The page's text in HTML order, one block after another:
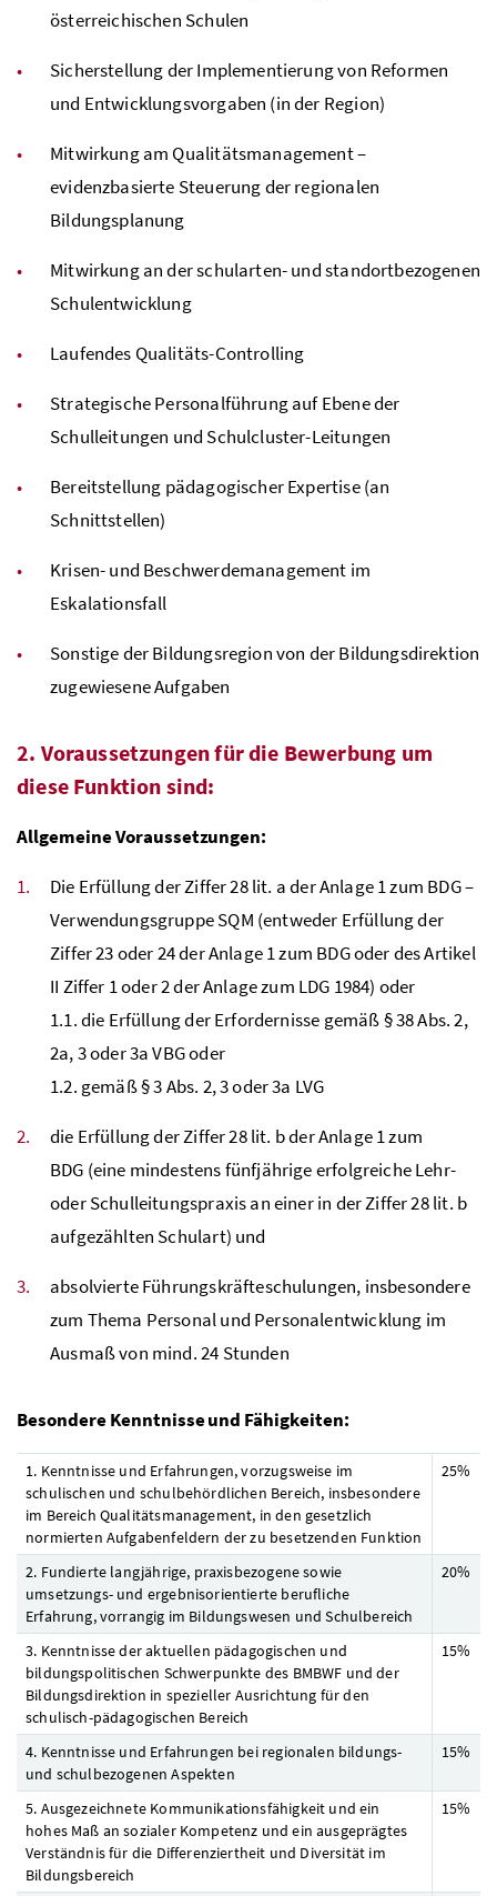
österreichischen Schulen
Sicherstellung der Implementierung von Reformen
und Entwicklungsvorgaben (in der Region)
Mitwirkung am Qualitätsmanagement –
evidenzbasierte Steuerung der regionalen
Bildungsplanung
Mitwirkung an der schularten- und standortbezogenen
Schulentwicklung
Laufendes Qualitäts-Controlling
Strategische Personalführung auf Ebene der
Schulleitungen und Schulcluster-Leitungen
Bereitstellung pädagogischer Expertise (an
Schnittstellen)
Krisen- und Beschwerdemanagement im
Eskalationsfall
Sonstige der Bildungsregion von der Bildungsdirektion
zugewiesene Aufgaben
2. Voraussetzungen für die Bewerbung um
diese Funktion sind:
Allgemeine Voraussetzungen:
Die Erfüllung der Ziffer 28lit. a der Anlage 1 zum BDG–
VerwendungsgruppeSQM (entweder Erfüllung der
Ziffer 23 oder 24 der Anlage 1 zum BDGoder des Artikel
II Ziffer 1 oder 2 der Anlage zum LDG 1984) oder
1.1. die Erfüllung der Erfordernisse gemäß§38Abs. 2,
2a, 3 oder 3aVBGoder
1.2. gemäß§3Abs. 2, 3 oder 3a LVG
die Erfüllung der Ziffer 28lit. b der Anlage 1 zum
BDG (eine mindestens fünfjährige erfolgreiche Lehr-
oder Schulleitungspraxis an einer in der Ziffer 28lit. b
aufgezählten Schulart) und
absolvierte Führungskräfteschulungen, insbesondere
zum Thema Personal und Personalentwicklung im
Ausmaß von mind. 24 Stunden
Besondere Kenntnisse und Fähigkeiten:
1. Kenntnisse und Erfahrungen, vorzugsweise im
schulischen und schulbehördlichen Bereich, insbesondere
im Bereich Qualitätsmanagement, in den gesetzlich
normierten Aufgabenfeldern der zu besetzenden Funktion
25%
2. Fundierte langjährige, praxisbezogene sowie
umsetzungs- und ergebnisorientierte berufliche
Erfahrung, vorrangig im Bildungswesen und Schulbereich
20%
3. Kenntnisse der aktuellen pädagogischen und
bildungspolitischen Schwerpunkte des BMBWF und der
Bildungsdirektion in spezieller Ausrichtung für den
schulisch-pädagogischen Bereich
15%
4. Kenntnisse und Erfahrungen bei regionalen bildungs-
und schulbezogenen Aspekten
15%
5. Ausgezeichnete Kommunikationsfähigkeit und ein
hohes Maß an sozialer Kompetenz und ein ausgeprägtes
Verständnis für die Differenziertheit und Diversität im
Bildungsbereich
15%